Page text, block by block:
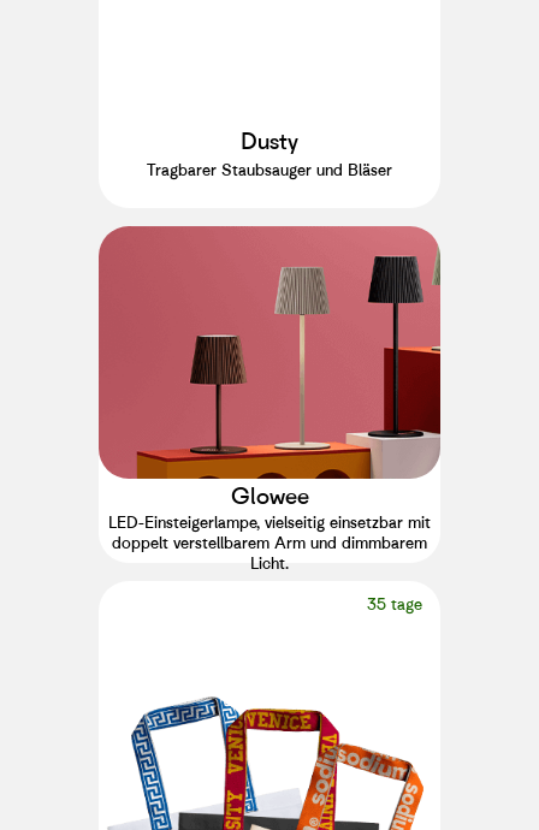
Dusty
Tragbarer Staubsauger und Bläser
Glowee
LED-Einsteigerlampe, vielseitig einsetzbar mit
doppelt verstellbarem Arm und dimmbarem
Licht.
35 tage